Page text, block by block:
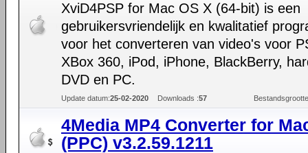
XviD4PSP for Mac OS X (64-bit) is een
gebruikersvriendelijk en kwalitatief
voor het converteren van video's voor
XBox 360, iPod, iPhone, BlackBerry,
DVD en PC.
Update datum:25-02-2020 Downloads :57
4Media MP4 Converter for
(PPC) v3.2.59.1211